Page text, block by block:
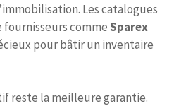
Les catalogues
commeSparex
pour bâtir un inventaire
reste la meilleure garantie.